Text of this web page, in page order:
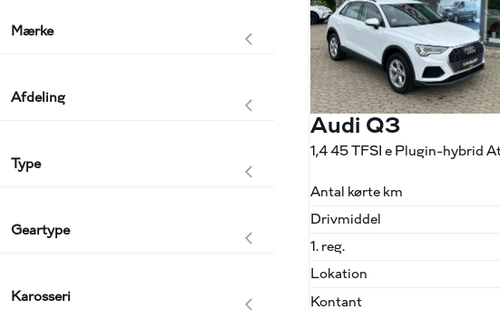
Mærke
Afdeling
Type
Geartype
Karosseri
Audi Q3
Antal kørte km
Drivmiddel
1. reg.
Lokation
Kontant